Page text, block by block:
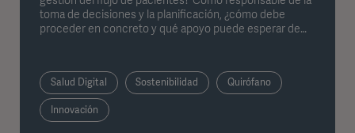
toma de decisiones y la planificación, ¿cómo debe
proceder en concreto y qué apoyo puede esperar de
hospitalarias en Getinge, ofrece información y consejos
prácticos sobre cómo abordar esta cuestión.
Salud Digital Sostenibilidad Quirófano
Innovación